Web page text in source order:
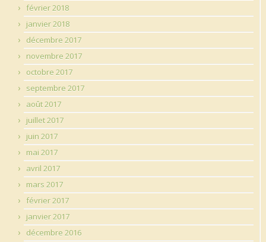
février 2018
janvier 2018
décembre 2017
novembre 2017
octobre 2017
septembre 2017
août 2017
juillet 2017
juin 2017
mai 2017
avril 2017
mars 2017
février 2017
janvier 2017
décembre 2016